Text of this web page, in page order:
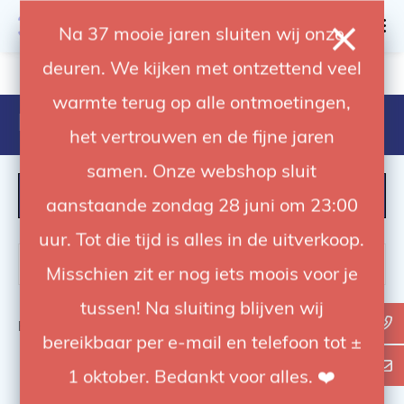
Na 37 mooie jaren sluiten wij onze
deuren. We kijken met ontzettend veel
warmte terug op alle ontmoetingen,
het vertrouwen en de fijne jaren
samen. Onze webshop sluit
aanstaande zondag 28 juni om 23:00
uur. Tot die tijd is alles in de uitverkoop.
Misschien zit er nog iets moois voor je
tussen! Na sluiting blijven wij
bereikbaar per e-mail en telefoon tot ±
1 oktober. Bedankt voor alles. ❤️
4.92 / 5 op trusted shops
Products tagged with 36.167.00
FILTER